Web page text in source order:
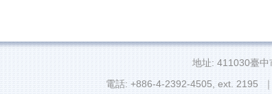
地址: 411030臺中
電話: +886-4-2392-4505, ext. 2195